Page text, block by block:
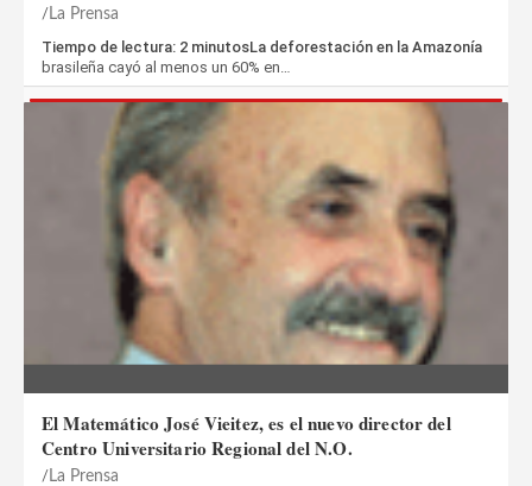
La Prensa
Tiempo de lectura: 2 minutosLa deforestación en la Amazonía
brasileña cayó al menos un 60% en…
El Matemático José Vieitez, es el nuevo director del
Centro Universitario Regional del N.O.
La Prensa